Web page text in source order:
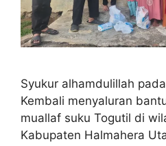
Syukur alhamdulillah
Kembali menyaluran
muallaf suku Togutil di
Kabupaten Halmahera